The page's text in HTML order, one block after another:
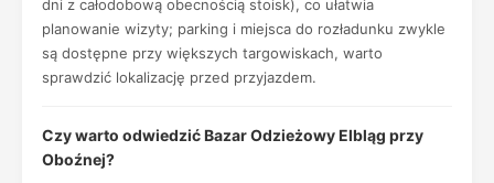
dni z całodobową obecnością stoisk), co ułatwia
planowanie wizyty; parking i miejsca do rozładunku zwykle
są dostępne przy większych targowiskach, warto
sprawdzić lokalizację przed przyjazdem.
Czy warto odwiedzić Bazar Odzieżowy Elbląg przy
Oboźnej?